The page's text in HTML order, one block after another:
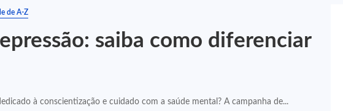
de A-Z
saiba como diferenciar
à conscientização e cuidado com a saúde mental? A campanha de...